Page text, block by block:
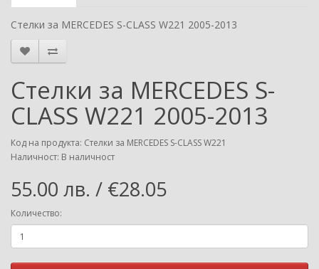
Стелки за MERCEDES S-CLASS W221 2005-2013
Стелки за MERCEDES S-
CLASS W221 2005-2013
Код на продукта: Стелки за MERCEDES S-CLASS W221
Наличност: В наличност
55.00 лв. / €28.05
Количество: